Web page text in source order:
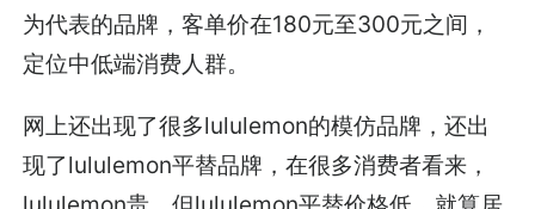
为代表的品牌，客单价在180元至300元之间，
定位中低端消费人群。
网上还出现了很多lululemon的模仿品牌，还出
现了lululemon平替品牌，在很多消费者看来，